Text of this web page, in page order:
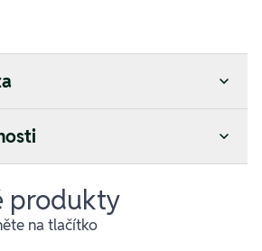
produkty
na tlačítko